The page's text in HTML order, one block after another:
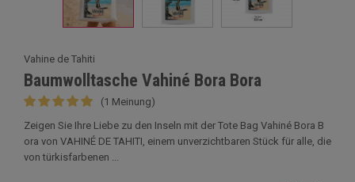
Vahine de Tahiti
Baumwolltasche Vahiné Bora Bora
(1 Meinung)
Zeigen Sie Ihre Liebe zu den Inseln mit der Tote Bag Vahiné Bora B
ora von VAHINÉ DE TAHITI, einem unverzichtbaren Stück für alle, die
von türkisfarbenen ...